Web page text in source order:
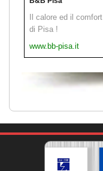
Il calore ed il
di Pisa !
www.bb-pisa.it